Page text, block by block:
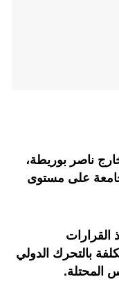
ناصر بوريطة،
في اجتماع الدورة 162 لمجلس الجامعة على مستوى
القرارات
بالتحرك الدولي
المحتلة.